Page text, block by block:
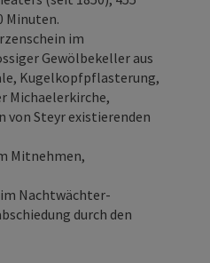
Minuten.
im
Gewölbekeller aus
Kugelkopfpflasterung,
Michaelerkirche,
von Steyr existierenden
Mitnehmen,
Nachtwächter-
durch den